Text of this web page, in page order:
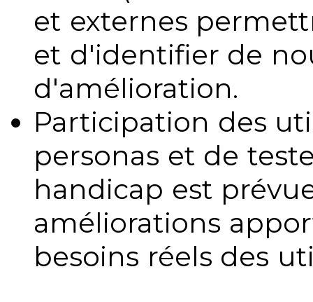
et externes
et d'identifier de
d'amélioration.
Participation des
personas et de
handicap est
améliorations
besoins réels des